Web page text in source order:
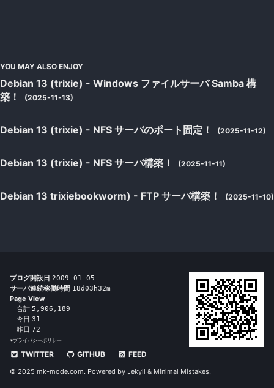
YOU MAY ALSO ENJOY
Debian 13 (trixie) - Windows ファイルサーバ Samba 構
築！
(2025-11-13)
Debian 13 (trixie) - NFS サーバのポート固定！ (2025-11-12)
Debian 13 (trixie) - NFS サーバ構築！ (2025-11-11)
Debian 13 trixiebookworm) - FTP サーバ構築！ (2025-11-10)
ブログ開設日 2009-01-05
サーバ連続稼働時間 18d03h32m
Page View
合計 5,906,189
今日 31
昨日 72
※プライバシーポリシー
TWITTER GITHUB FEED
© 2025 mk-mode.com. Powered by Jekyll & Minimal Mistakes.